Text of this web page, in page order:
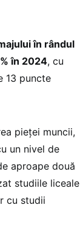
în rândul
în 2024, cu
13 puncte
pieței muncii,
un nivel de
aproape două
studiile liceale
cu studii